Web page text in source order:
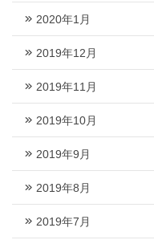
2020年1月
2019年12月
2019年11月
2019年10月
2019年9月
2019年8月
2019年7月